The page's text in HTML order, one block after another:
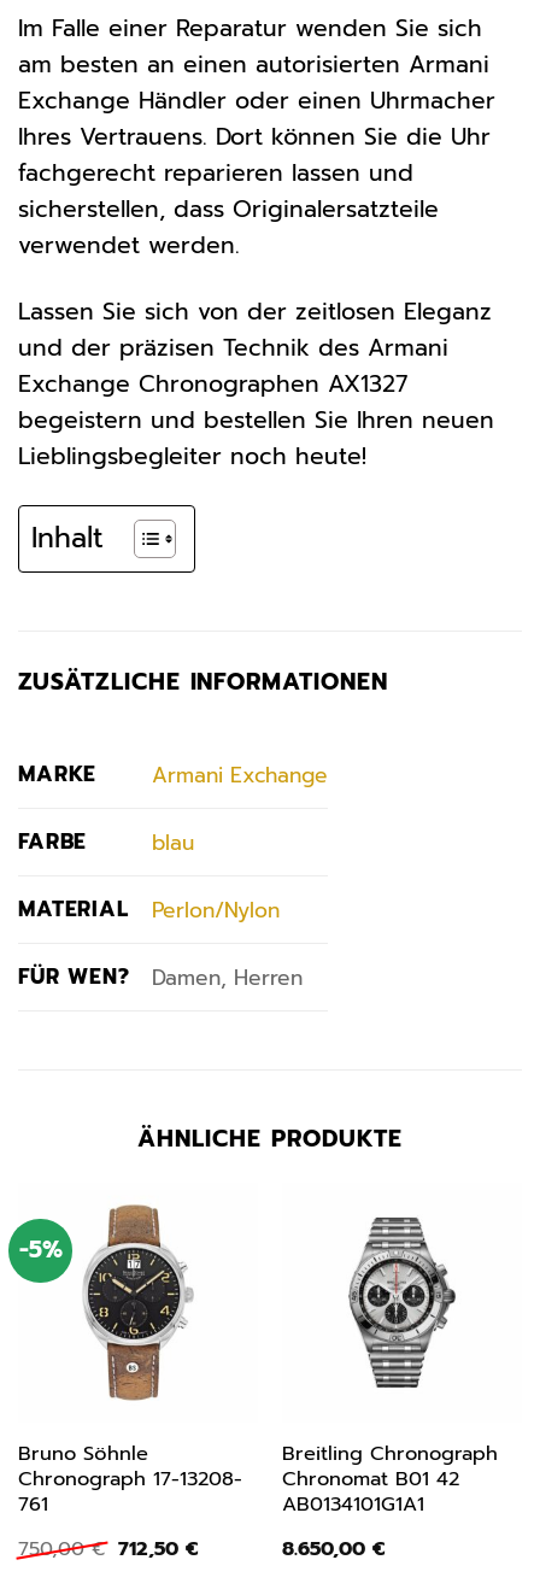
Im Falle einer Reparatur wenden Sie sich
am besten an einen autorisierten Armani
Exchange Händler oder einen Uhrmacher
Ihres Vertrauens. Dort können Sie die Uhr
fachgerecht reparieren lassen und
sicherstellen, dass Originalersatzteile
verwendet werden.
Lassen Sie sich von der zeitlosen Eleganz
und der präzisen Technik des Armani
Exchange Chronographen AX1327
begeistern und bestellen Sie Ihren neuen
Lieblingsbegleiter noch heute!
Inhalt
ZUSÄTZLICHE INFORMATIONEN
MARKE Armani Exchange
FARBE blau
MATERIAL Perlon/Nylon
FÜR WEN? Damen, Herren
ÄHNLICHE PRODUKTE
-5%
Bruno Söhnle
Chronograph 17-13208-
761
750,00€ Ursprünglicher
Preis
712,50 €Aktueller
Breitling Chronograph
Chronomat B01 42
AB0134101G1A1
8.650,00 €